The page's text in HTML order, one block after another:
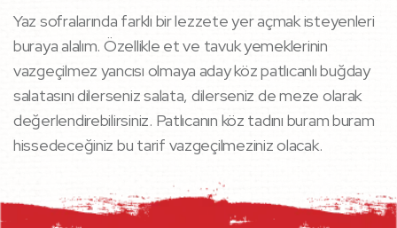
Yaz sofralarında farklı bir lezzete yer açmak isteyenleri
buraya alalım. Özellikle et ve tavuk yemeklerinin
vazgeçilmez yancısı olmaya aday köz patlıcanlı buğday
salatasını dilerseniz salata, dilerseniz de meze olarak
değerlendirebilirsiniz. Patlıcanın köz tadını buram buram
hissedeceğiniz bu tarif vazgeçilmeziniz olacak.